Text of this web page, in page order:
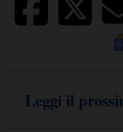
Leggi il